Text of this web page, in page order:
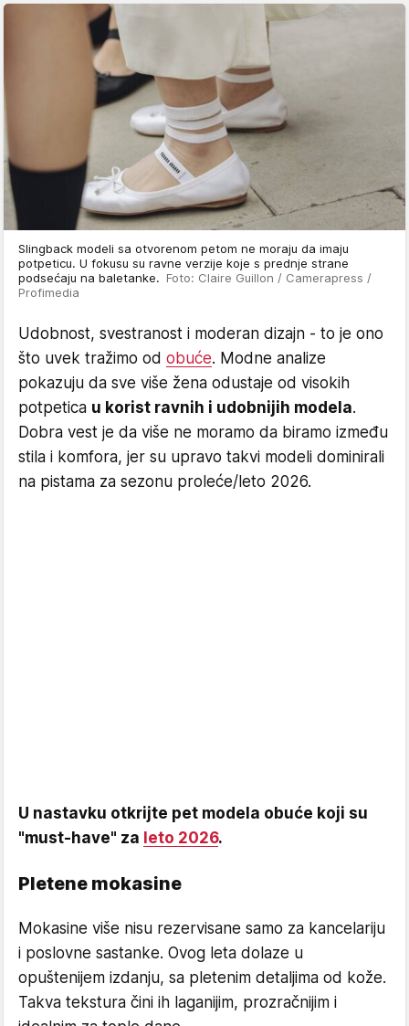
Slingback modeli sa otvorenom petom ne moraju da imaju
potpeticu. U fokusu su ravne verzije koje s prednje strane
podsećaju na baletanke. Foto: Claire Guillon / Camerapress /
Profimedia
Udobnost, svestranost i moderan dizajn - to je ono
što uvek tražimo od obuće. Modne analize
pokazuju da sve više žena odustaje od visokih
potpetica u korist ravnih i udobnijih modela.
Dobra vest je da više ne moramo da biramo između
stila i komfora, jer su upravo takvi modeli dominirali
na pistama za sezonu proleće/leto 2026.
U nastavku otkrijte pet modela obuće koji su
"must-have" za leto 2026.
Pletene mokasine
Mokasine više nisu rezervisane samo za kancelariju
i poslovne sastanke. Ovog leta dolaze u
opuštenijem izdanju, sa pletenim detaljima od kože.
Takva tekstura čini ih laganijim, prozračnijim i